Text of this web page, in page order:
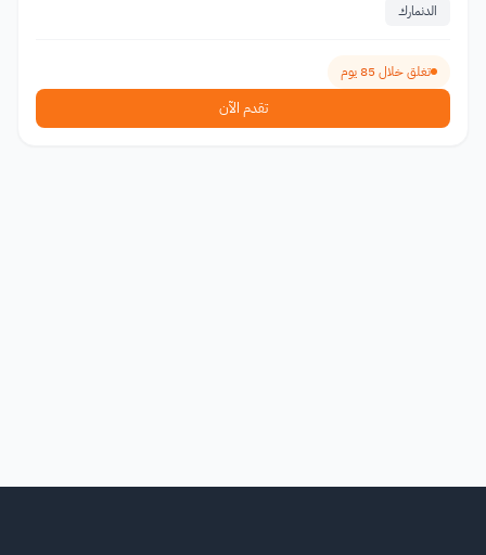
الدنمارك
تغلق خلال 85 يوم
تقدم الآن